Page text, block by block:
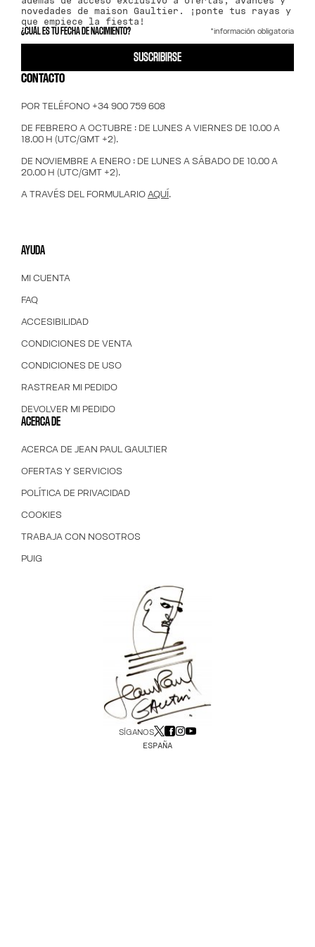
novedades de maison Gaultier. ¡ponte tus rayas y
que empiece la fiesta!
¿CUÁL ES TU FECHA DE NACIMIENTO? *información obligatoria
SUSCRIBIRSE
CONTACTO
POR TELÉFONO +34 900 759 608
DE FEBRERO A OCTUBRE : DE LUNES A VIERNES DE 10.00 A
18.00 H (UTC/GMT +2).
DE NOVIEMBRE A ENERO : DE LUNES A SÁBADO DE 10.00 A
20.00 H (UTC/GMT +2).
A TRAVÉS DEL FORMULARIO AQUÍ.
AYUDA
MI CUENTA
FAQ
ACCESIBILIDAD
CONDICIONES DE VENTA
CONDICIONES DE USO
RASTREAR MI PEDIDO
DEVOLVER MI PEDIDO
ACERCA DE
ACERCA DE JEAN PAUL GAULTIER
OFERTAS Y SERVICIOS
POLÍTICA DE PRIVACIDAD
COOKIES
TRABAJA CON NOSOTROS
PUIG
SÍGANOS
ESPAÑA